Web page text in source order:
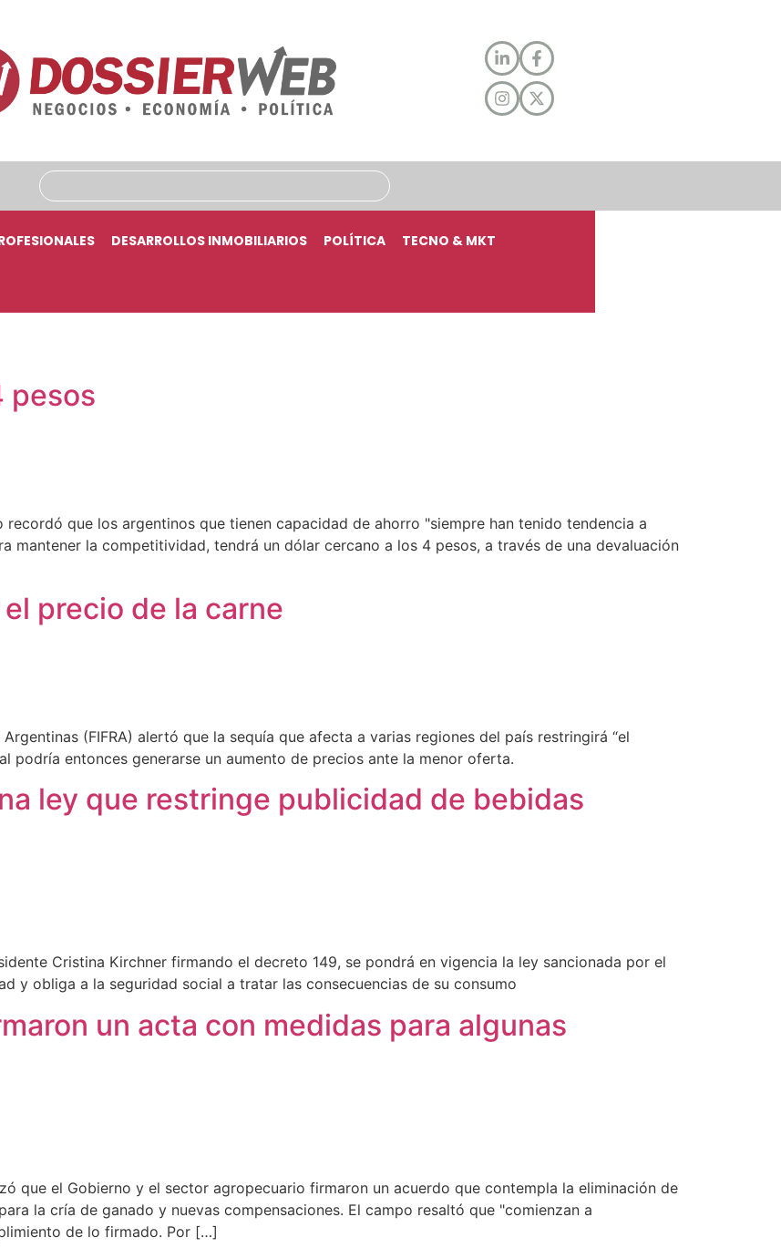
DESARROLLOS INMOBILIARIOS POLÍTICA TECNO & MKT
pesos
que los argentinos que tienen capacidad de ahorro "siempre han tenido tendencia a
mantener la competitividad, tendrá un dólar cercano a los 4 pesos, a través de una devaluación
precio de la carne
(FIFRA) alertó que la sequía que afecta a varias regiones del país restringirá “el
podría entonces generarse un aumento de precios ante la menor oferta.
ley que restringe publicidad de bebidas
Cristina Kirchner firmando el decreto 149, se pondrá en vigencia la ley sancionada por el
y obliga a la seguridad social a tratar las consecuencias de su consumo
un acta con medidas para algunas
que el Gobierno y el sector agropecuario firmaron un acuerdo que contempla la eliminación de
la cría de ganado y nuevas compensaciones. El campo resaltó que "comienzan a
de lo firmado. Por […]